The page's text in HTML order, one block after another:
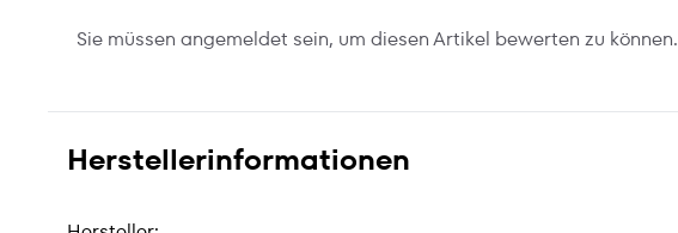
Sie müssen angemeldet sein, um diesen Artikel bewerten zu können.
Herstellerinformationen